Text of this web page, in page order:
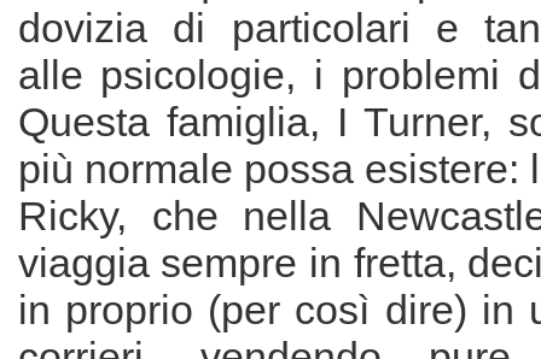
dovizia di particolari e
alle psicologie, i problemi
Questa famiglia, I Turner,
più normale possa esistere:
Ricky, che nella
viaggia sempre in fretta,
in proprio (per così dire) in